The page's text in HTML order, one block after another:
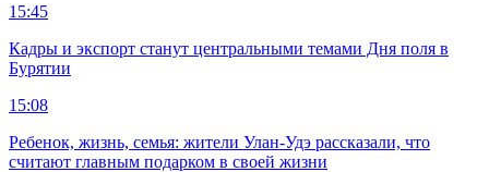
15:45
Кадры и экспорт станут центральными темами Дня поля в
Бурятии
15:08
Ребенок, жизнь, семья: жители Улан-Удэ рассказали, что
считают главным подарком в своей жизни